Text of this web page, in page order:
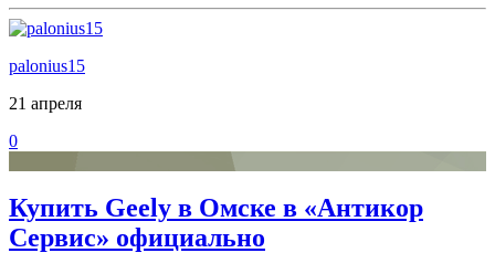
palonius15
21 апреля
0
Купить Geely в Омске в «Антикор
Сервис» официально